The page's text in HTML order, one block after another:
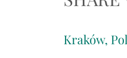
Kraków,